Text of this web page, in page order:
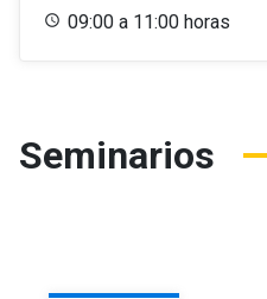
09:00 a 11:00 horas
Seminarios